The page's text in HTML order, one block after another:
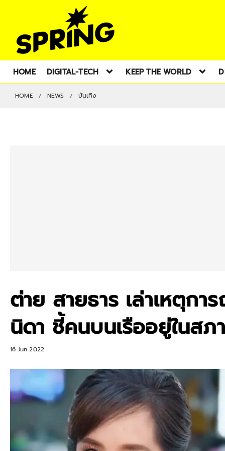
HOME DIGITAL-TECH KEEP THE WORLD
HOME NEWS บันเทิง
ต่าย สายธาร เล่าเหตุก
นิดา ชี้คนบนเรืออยู่ในสภ
16 Jun 2022